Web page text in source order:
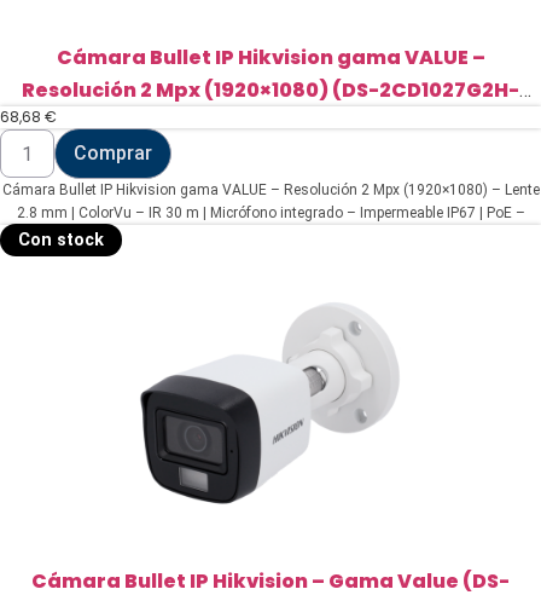
Cámara Bullet IP Hikvision gama VALUE –
Resolución 2 Mpx (1920×1080) (DS-2CD1027G2H-
LIU(2.8mm))
68,68 €
Cámara
Bullet
IP
Hikvision
gama
VALUE
-
Comprar
Cámara Bullet IP Hikvision gama VALUE – Resolución 2 Mpx (1920×1080) – Lente
2.8 mm | ColorVu – IR 30 m | Micrófono integrado – Impermeable IP67 | PoE –
Con stock
Cámara Bullet IP Hikvision – Gama Value (DS-